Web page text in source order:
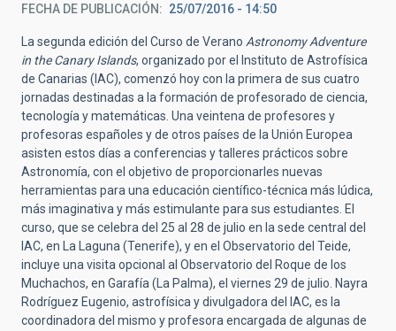
FECHA DE PUBLICACIÓN 25/07/2016 - 14:50
La segunda edición del Curso de Verano Astronomy Adventure
in the Canary Islands, organizado por el Instituto de Astrofísica
de Canarias (IAC), comenzó hoy con la primera de sus cuatro
jornadas destinadas a la formación de profesorado de ciencia,
tecnología y matemáticas. Una veintena de profesores y
profesoras españoles y de otros países de la Unión Europea
asisten estos días a conferencias y talleres prácticos sobre
Astronomía, con el objetivo de proporcionarles nuevas
herramientas para una educación científico-técnica más lúdica,
más imaginativa y más estimulante para sus estudiantes. El
curso, que se celebra del 25 al 28 de julio en la sede central del
IAC, en La Laguna (Tenerife), y en el Observatorio del Teide,
incluye una visita opcional al Observatorio del Roque de los
Muchachos, en Garafía (La Palma), el viernes 29 de julio. Nayra
Rodríguez Eugenio, astrofísica y divulgadora del IAC, es la
coordinadora del mismo y profesora encargada de algunas de